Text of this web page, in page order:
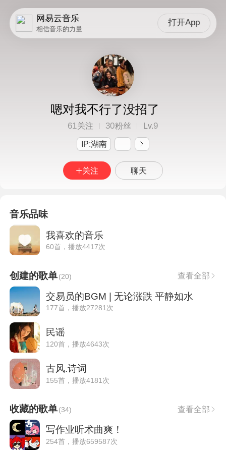
网易云音乐
相信音乐的力量
打开App
嗯对我不行了没招了
61关注 30粉丝 Lv.9
IP:湖南
关注 聊天
音乐品味
我喜欢的音乐
60首，播放4417次
创建的歌单(20) 查看全部
交易员的BGM | 无论涨跌 平静如水
177首，播放27281次
民谣
120首，播放4643次
古风.诗词
155首，播放4181次
收藏的歌单(34) 查看全部
写作业听术曲爽！
254首，播放659587次